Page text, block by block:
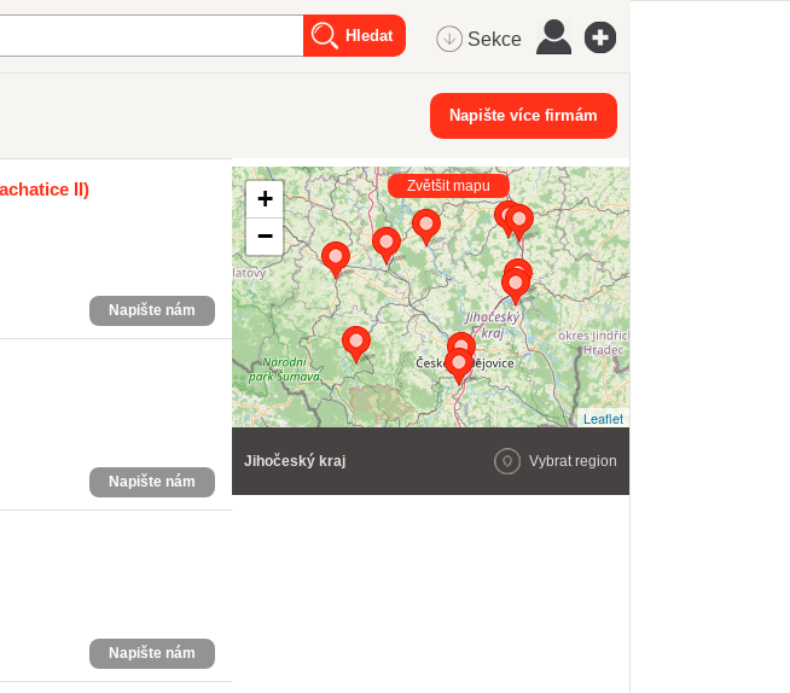
Sekce
Napište více firmám
II)
Napište nám
Napište nám
Napište nám
+
−
Leaflet
Zvětšit mapu
Jihočeský kraj Vybrat region